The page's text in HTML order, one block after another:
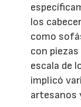
los
como
con
escala de
implicó
artesanos